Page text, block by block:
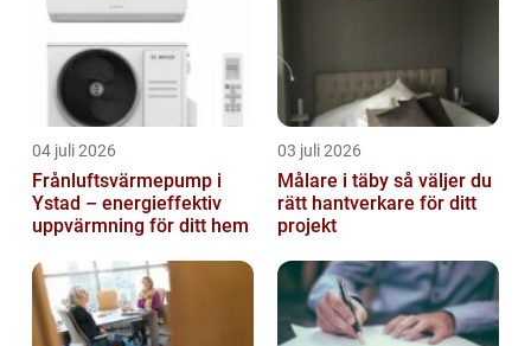
04 juli 2026
Frånluftsvärmepump i
Ystad – energieffektiv
uppvärmning för ditt hem
03 juli 2026
Målare i täby så väljer du
rätt hantverkare för ditt
projekt